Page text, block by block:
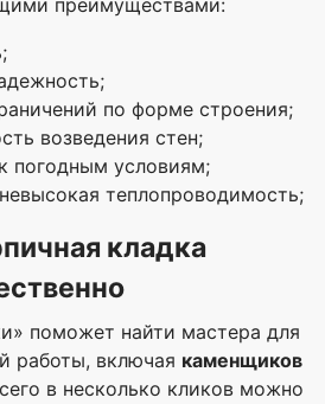
преимуществами:
по форме строения;
возведения стен;
погодным условиям;
теплопроводимость;
кладка
поможет найти мастера для
работы, включая каменщиков
в несколько кликов можно